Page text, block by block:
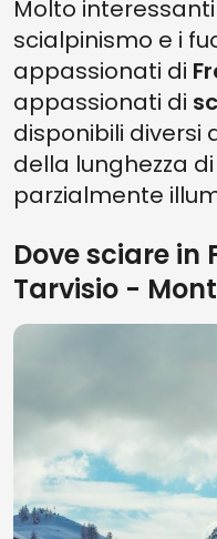
Molto
scialpinismo e i
appassionati di
appassionati di
disponibili diversi
della lunghezza
parzialmente
Dove sciare in
Tarvisio -